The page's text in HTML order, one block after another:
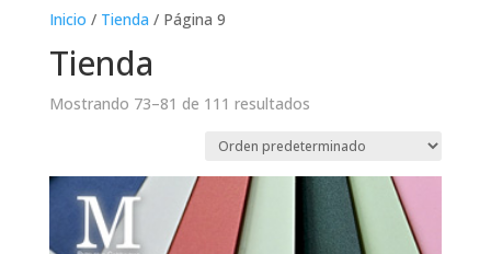
Inicio / Tienda / Página 9
Tienda
Mostrando 73–81 de 111 resultados